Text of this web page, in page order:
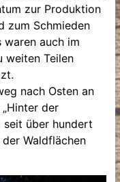
zur Produktion
zum Schmieden
waren auch im
weiten Teilen
nach Osten an
der
seit über hundert
Waldflächen